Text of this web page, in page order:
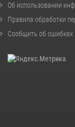
Об использовании
Правила обработки
Сообщить об ошибках